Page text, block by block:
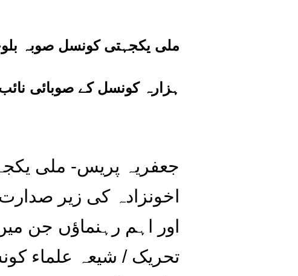
ملی یکجہتی کونسل صوبہ
ہزارہ کونسل کے صوبائی
اخونزادہ کی زیر
اور اہم رہنماؤں جن
تحریک / شیعہ علماء